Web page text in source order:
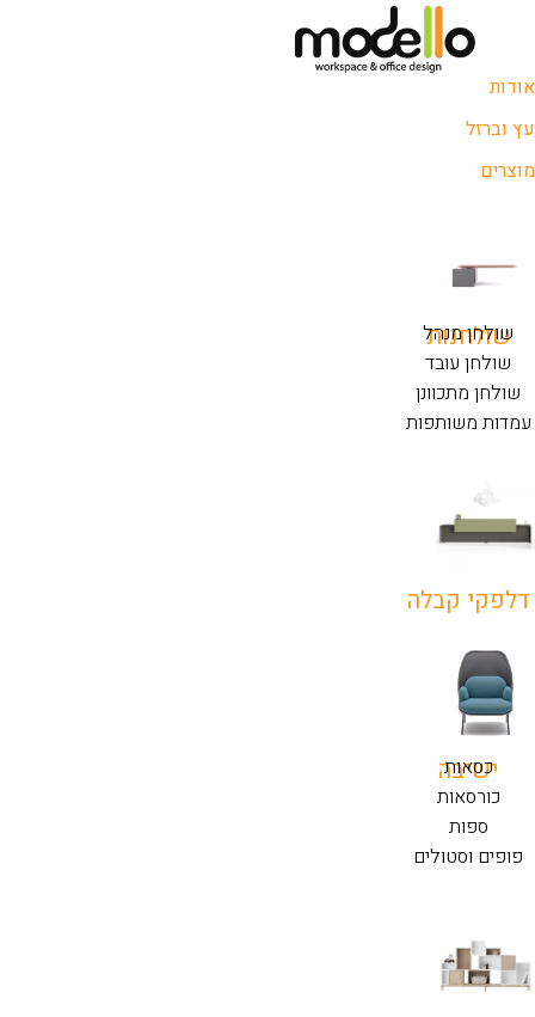
אודות
עץ וברזל
מוצרים
שולחנות
שולחן מנהל
שולחן עובד
שולחן מתכוונן
עמדות משותפות
דלפקי קבלה
ישיבה
כסאות
כורסאות
ספות
פופים וסטולים